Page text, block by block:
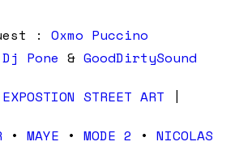
: Oxmo Puccino
Dj Pone & GoodDirtySound
EXPOSTION STREET ART |
• MAYE • MODE 2 • NICOLAS